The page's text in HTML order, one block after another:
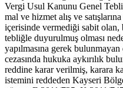
Vergi Usul Kanunu Genel
mal ve hizmet alış ve
içerisinde vermediği sabit
tebliğle duyurulmuş olması
yapılmasına gerek
cezasında hukuka aykırılık
reddine karar verilmiş, karara
istemini reddeden Kayseri